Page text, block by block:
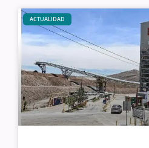
ACTUALIDAD